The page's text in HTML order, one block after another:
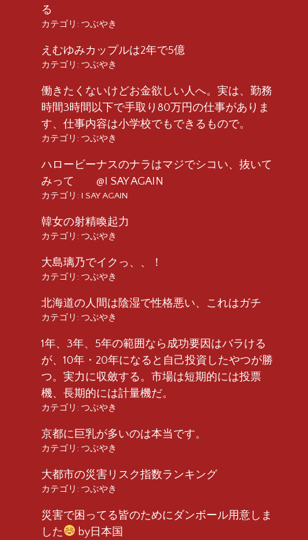
る
カテゴリ: つぶやき
えむゆみカップルは2年で5億
カテゴリ: つぶやき
働きたくないけどお金欲しい人へ。実は、勤務
時間3時間以下で手取り80万円の仕事がありま
す、仕事内容は小学校でもできるもので。
カテゴリ: つぶやき
ハロービーナスのナラはマジでシコい、抜いて
みって @I SAY AGAIN
カテゴリ: I SAY AGAIN
韓女の射精喚起力
カテゴリ: つぶやき
大島璃乃でイクっ、、！
カテゴリ: つぶやき
北海道の人間は陰湿で性格悪い、これはガチ
カテゴリ: つぶやき
1年、3年、5年の範囲なら成功要因はバラける
が、10年・20年になると自己投資したやつが勝
つ。実力に収斂する。市場は短期的には投票
機、長期的には計量機だ。
カテゴリ: つぶやき
京都に巨乳が多いのは本当です。
カテゴリ: つぶやき
大都市の災害リスク指数ランキング
カテゴリ: つぶやき
災害で困ってる皆のためにダンボール用意しま
した
by日本国